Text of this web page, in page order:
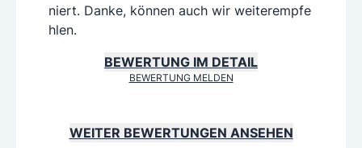
niert. Danke, können auch wir weiterempfe
hlen.
BEWERTUNG IM DETAIL
BEWERTUNG MELDEN
WEITER BEWERTUNGEN ANSEHEN